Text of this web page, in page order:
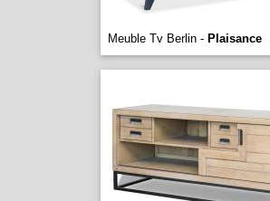
Meuble Tv Berlin - Plaisance